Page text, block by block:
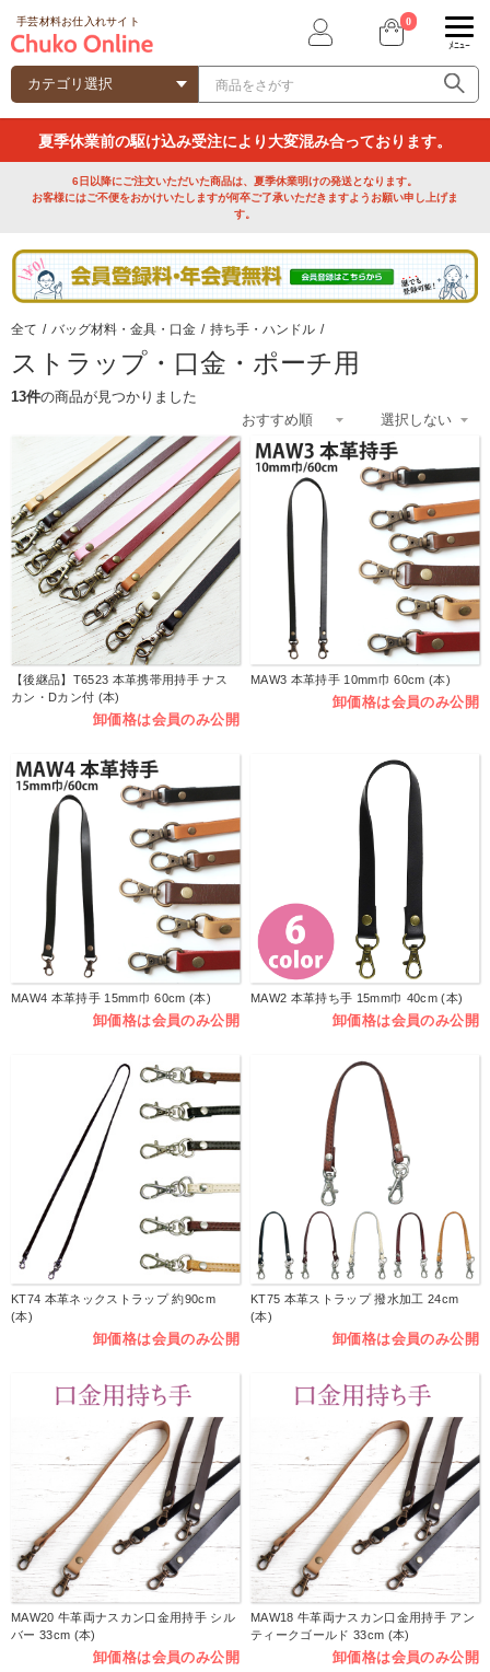
手芸材料お仕入れサイト 0
ﾒﾆｭｰ
夏季休業前の駆け込み受注により大変混み合っております。
6日以降にご注文いただいた商品は、夏季休業明けの発送となります。
お客様にはご不便をおかけいたしますが何卒ご了承いただきますようお願い申し上げま
す。
全て / バッグ材料・金具・口金 / 持ち手・ハンドル /
ストラップ・口金・ポーチ用
13件の商品が見つかりました
【後継品】T6523 本革携帯用持手 ナス
カン・Dカン付 (本)
卸価格は会員のみ公開
MAW3 本革持手 10mm巾 60cm (本)
卸価格は会員のみ公開
MAW4 本革持手 15mm巾 60cm (本)
卸価格は会員のみ公開
MAW2 本革持ち手 15mm巾 40cm (本)
卸価格は会員のみ公開
KT74 本革ネックストラップ 約90cm
(本)
卸価格は会員のみ公開
KT75 本革ストラップ 撥水加工 24cm
(本)
卸価格は会員のみ公開
MAW20 牛革両ナスカン口金用持手 シル
バー 33cm (本)
卸価格は会員のみ公開
MAW18 牛革両ナスカン口金用持手 アン
ティークゴールド 33cm (本)
卸価格は会員のみ公開